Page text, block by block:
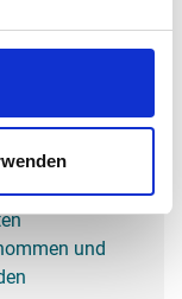
verbessert
der
und